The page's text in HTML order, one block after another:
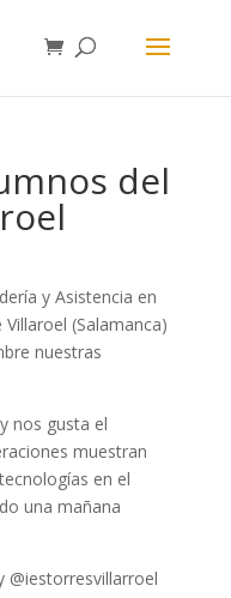
del
y Asistencia en
(Salamanca)
nuestras
nos gusta el
muestran
en el
una mañana
@iestorresvillarroel